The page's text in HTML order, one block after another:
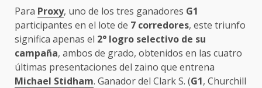
Para Proxy, uno de los tres ganadores G1
participantes en el lote de 7 corredores, este triunfo
significa apenas el 2° logro selectivo de su
campaña, ambos de grado, obtenidos en las cuatro
últimas presentaciones del zaino que entrena
Michael Stidham. Ganador del Clark S. (G1, Churchill